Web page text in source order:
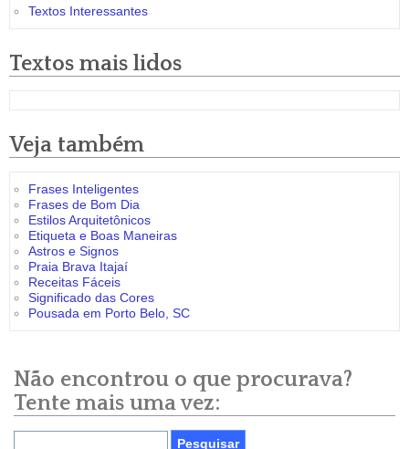
Textos Interessantes
Textos mais lidos
Veja também
Frases Inteligentes
Frases de Bom Dia
Estilos Arquitetônicos
Etiqueta e Boas Maneiras
Astros e Signos
Praia Brava Itajaí
Receitas Fáceis
Significado das Cores
Pousada em Porto Belo, SC
Não encontrou o que procurava?
Tente mais uma vez: